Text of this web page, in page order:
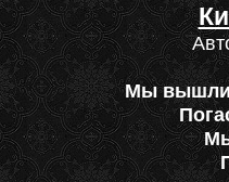
Мы вышли